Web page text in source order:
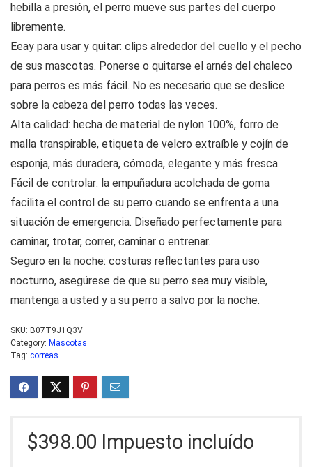
hebilla a presión, el perro mueve sus partes del cuerpo
libremente.
Eeay para usar y quitar: clips alrededor del cuello y el pecho
de sus mascotas. Ponerse o quitarse el arnés del chaleco
para perros es más fácil. No es necesario que se deslice
sobre la cabeza del perro todas las veces.
Alta calidad: hecha de material de nylon 100%, forro de
malla transpirable, etiqueta de velcro extraíble y cojín de
esponja, más duradera, cómoda, elegante y más fresca.
Fácil de controlar: la empuñadura acolchada de goma
facilita el control de su perro cuando se enfrenta a una
situación de emergencia. Diseñado perfectamente para
caminar, trotar, correr, caminar o entrenar.
Seguro en la noche: costuras reflectantes para uso
nocturno, asegúrese de que su perro sea muy visible,
mantenga a usted y a su perro a salvo por la noche.
SKU: B07T9J1Q3V
Category: Mascotas
Tag: correas
$398.00 Impuesto incluído